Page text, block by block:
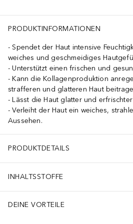
PRODUKTINFORMATIONEN
Spendet der Haut intensive
weiches und geschmeidiges
Unterstützt einen frischen und
Kann die Kollagenproduktion
strafferen und glatteren Haut
Lässt die Haut glatter und erfrischter
Verleiht der Haut ein weiches,
Aussehen.
PRODUKTDETAILS
INHALTSSTOFFE
DEINE VORTEILE